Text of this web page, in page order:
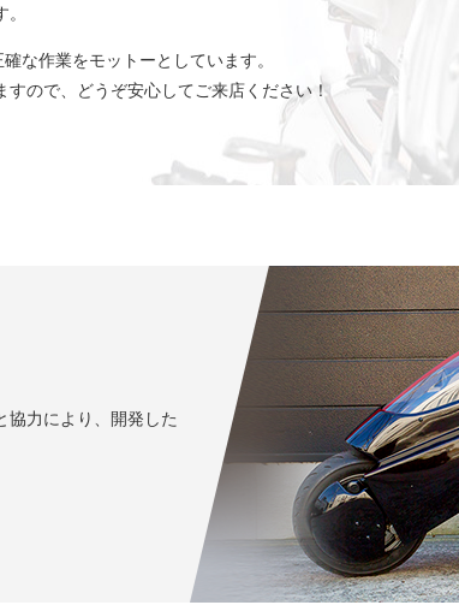
な作業をモットーとしています。
ので、どうぞ安心してご来店ください！
協力により、開発した